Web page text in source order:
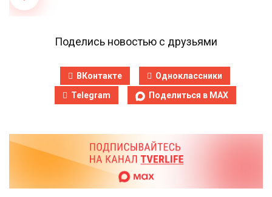
Поделись новостью с друзьями
ВКонтакте
Одноклассники
Telegram
Поделиться в MAX